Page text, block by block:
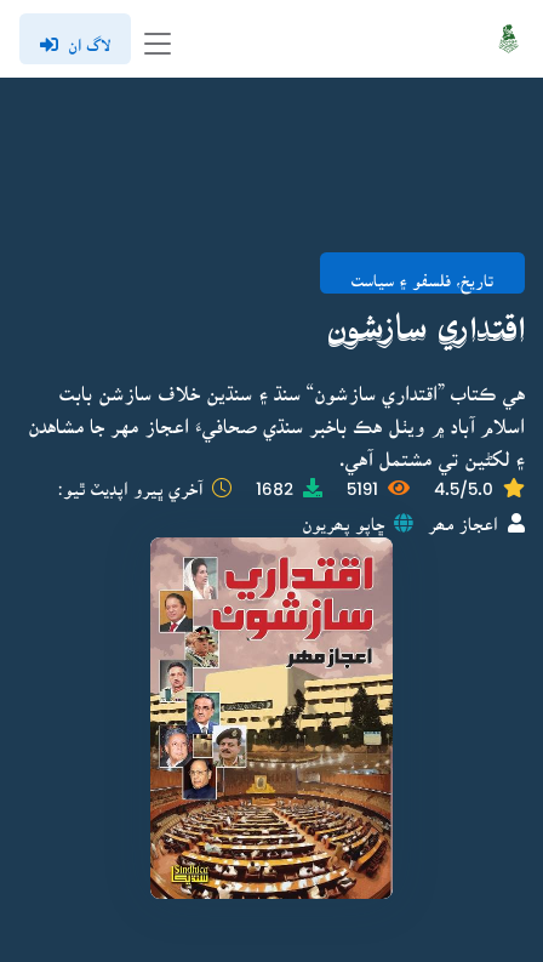
لاگ ان
تاريخ، فلسفو ۽ سياست
اقتداري سازشون
هي ڪتاب ”اقتداري سازشون“ سنڌ ۽ سنڌين خلاف سازشن بابت
اسلام آباد ۾ ويٺل هڪ باخبر سنڌي صحافيءَ اعجاز مهر جا مشاهدن
۽ لکڻين تي مشتمل آهي.
4.5/5.0
5191
1682 آخري ڀيرو اپڊيٽ ٿيو:
اعجاز مھر ڇاپو پھريون